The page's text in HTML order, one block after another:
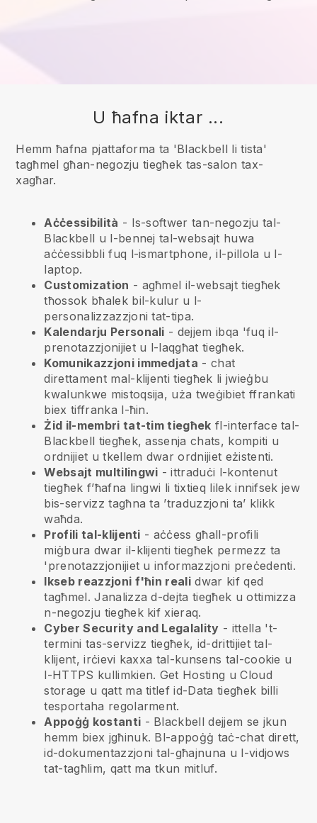
U ħafna iktar ...
Hemm ħafna pjattaforma ta 'Blackbell li tista'
tagħmel għan-negozju tiegħek tas-salon tax-
xagħar.
Aċċessibilità - Is-softwer tan-negozju tal-
Blackbell u l-bennej tal-websajt huwa
aċċessibbli fuq l-ismartphone, il-pillola u l-
laptop.
Customization - agħmel il-websajt tiegħek
tħossok bħalek bil-kulur u l-
personalizzazzjoni tat-tipa.
Kalendarju Personali - dejjem ibqa 'fuq il-
prenotazzjonijiet u l-laqgħat tiegħek.
Komunikazzjoni immedjata - chat
direttament mal-klijenti tiegħek li jwieġbu
kwalunkwe mistoqsija, uża tweġibiet ffrankati
biex tiffranka l-ħin.
Żid il-membri tat-tim tiegħek fl-interface tal-
Blackbell tiegħek, assenja chats, kompiti u
ordnijiet u tkellem dwar ordnijiet eżistenti.
Websajt multilingwi - ittraduċi l-kontenut
tiegħek f’ħafna lingwi li tixtieq lilek innifsek jew
bis-servizz tagħna ta ’traduzzjoni ta’ klikk
waħda.
Profili tal-klijenti - aċċess għall-profili
miġbura dwar il-klijenti tiegħek permezz ta
'prenotazzjonijiet u informazzjoni preċedenti.
Ikseb reazzjoni f'ħin reali dwar kif qed
tagħmel. Janalizza d-dejta tiegħek u ottimizza
n-negozju tiegħek kif xieraq.
Cyber Security and Legalality - ittella 't-
termini tas-servizz tiegħek, id-drittijiet tal-
klijent, irċievi kaxxa tal-kunsens tal-cookie u
l-HTTPS kullimkien. Get Hosting u Cloud
storage u qatt ma titlef id-Data tiegħek billi
tesportaha regolarment.
Appoġġ kostanti - Blackbell dejjem se jkun
hemm biex jgħinuk. Bl-appoġġ taċ-chat dirett,
id-dokumentazzjoni tal-għajnuna u l-vidjows
tat-tagħlim, qatt ma tkun mitluf.